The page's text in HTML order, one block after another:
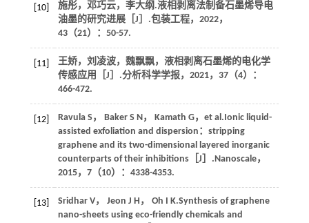
[10]
施彤，邓巧云，李大纲.液相剥离法制备石墨烯导电
油墨的研究进展［J］.包装工程， 2022，
43（21）：50-57.
[11]
王娇，刘凌波，魏飘飘，液相剥离石墨烯的电化学
传感应用［J］.分析科学学报， 2021， 37（4）：
466-472.
[12] Ravula S ， Baker S N， Kamath G，et al.Ionic liquid-
assisted exfoliation and dispersion：stripping
graphene and its two-dimensional layered inorganic
counterparts of their inhibitions［J］.Nanoscale，
2015， 7（10）：4338-4353.
[13] Sridhar V， Jeon J H ， Oh I K.Synthesis of graphene
nano-sheets using eco-friendly chemicals and